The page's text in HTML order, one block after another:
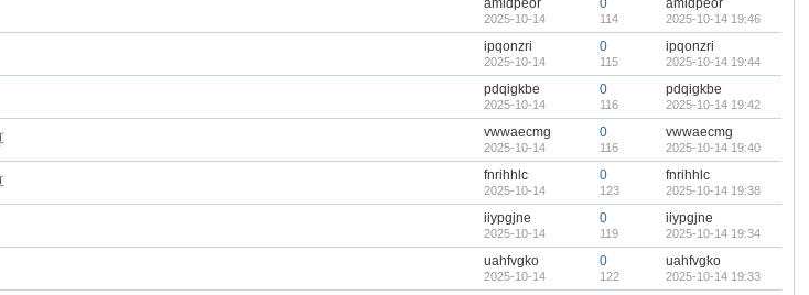
amidpeor
2025-10-14
0
114
amidpeor
2025-10-14 19:46
ipqonzri
2025-10-14
0
115
ipqonzri
2025-10-14 19:44
pdqigkbe
2025-10-14
0
116
pdqigkbe
2025-10-14 19:42
vwwaecmg
2025-10-14
0
116
vwwaecmg
2025-10-14 19:40
fnrihhlc
2025-10-14
0
123
fnrihhlc
2025-10-14 19:38
iiypgjne
2025-10-14
0
119
iiypgjne
2025-10-14 19:34
uahfvgko
2025-10-14
0
122
uahfvgko
2025-10-14 19:33